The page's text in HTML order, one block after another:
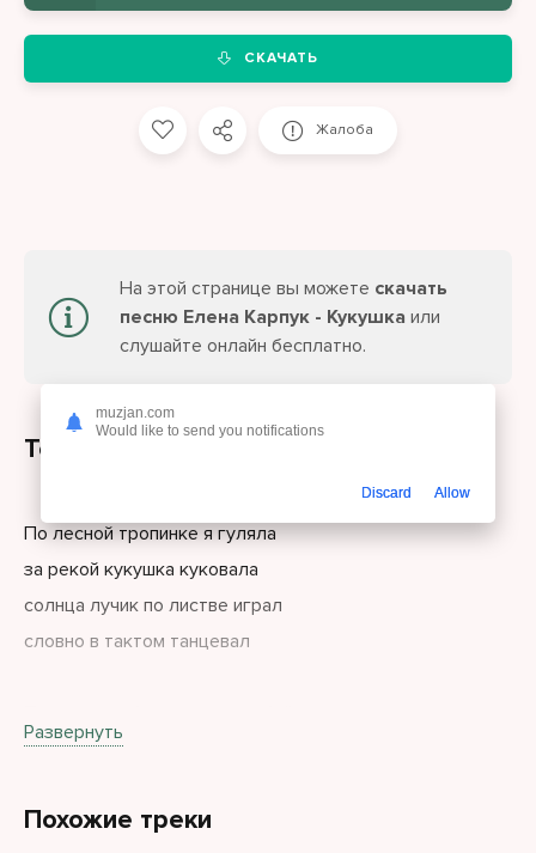
СКАЧАТЬ
Жалоба
На этой странице вы можете скачать
песню Елена Карпук - Кукушка или
слушайте онлайн бесплатно.
Текст песни
По лесной тропинке я гуляла
за рекой кукушка куковала
солнца лучик по листве играл
словно в тактом танцевал
может, на вопрос ответ найдётся
А ответ кукушки был таков
Развернуть
Похожие треки
muzjan.com
Would like to send you notifications
Discard Allow